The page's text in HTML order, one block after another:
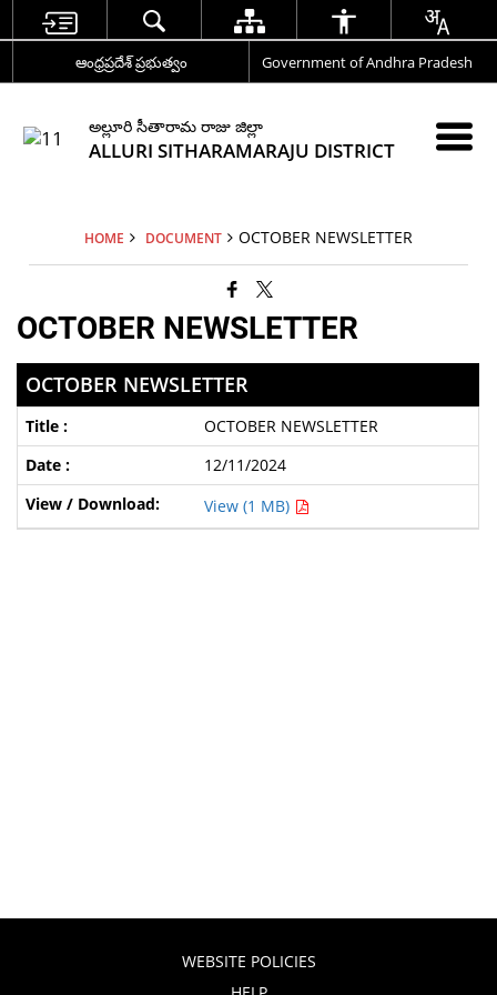
ఆంధ్రప్రదేశ్ ప్రభుత్వం Government of Andhra Pradesh
అల్లూరి సీతారామ రాజు జిల్లా
ALLURI SITHARAMARAJU DISTRICT
HOME DOCUMENT OCTOBER NEWSLETTER
OCTOBER NEWSLETTER
OCTOBER NEWSLETTER
OCTOBER NEWSLETTER
12/11/2024
View (1 MB)
WEBSITE POLICIES